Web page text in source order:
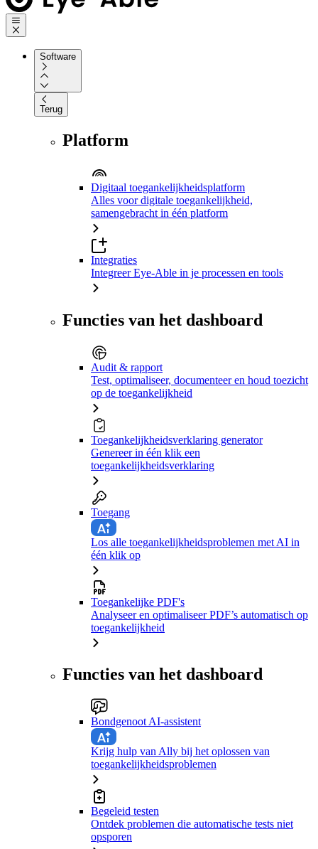
Software
Terug
Platform
Digitaal toegankelijkheidsplatform
Alles voor digitale toegankelijkheid,
samengebracht in één platform
Integraties
Integreer Eye-Able in je processen en tools
Functies van het dashboard
Audit & rapport
Test, optimaliseer, documenteer en houd toezicht
op de toegankelijkheid
Toegankelijkheidsverklaring generator
Genereer in één klik een
toegankelijkheidsverklaring
Toegang
Los alle toegankelijkheidsproblemen met AI in
één klik op
Toegankelijke PDF's
Analyseer en optimaliseer PDF’s automatisch op
toegankelijkheid
Functies van het dashboard
Bondgenoot AI-assistent
Krijg hulp van Ally bij het oplossen van
toegankelijkheidsproblemen
Begeleid testen
Ontdek problemen die automatische tests niet
opsporen